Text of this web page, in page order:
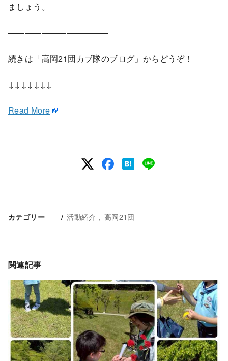
ましょう。
————————————
続きは「高岡21団カブ隊のブログ」からどうぞ！
↓↓↓↓↓↓↓
Read More
カテゴリー 活動紹介 高岡21団
関連記事